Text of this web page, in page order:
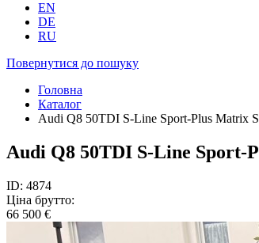
EN
DE
RU
Повернутися до пошуку
Головна
Каталог
Audi Q8 50TDI S-Line Sport-Plus Matrix
Audi Q8 50TDI S-Line Sport-
ID: 4874
Ціна брутто:
66 500 €